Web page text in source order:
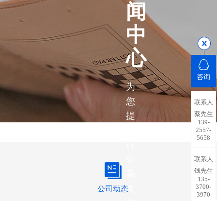
闻
中
心
为
您
提
闻
公司动态
咨询
联系人
蔡先生
139-
2557-
5658
联系人
钱先生
135-
3700-
3970